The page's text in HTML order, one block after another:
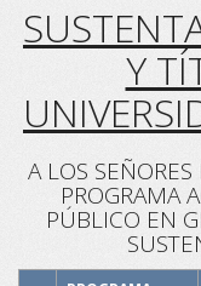
Y
A LOS
PROGRAMA
PÚBLICO EN